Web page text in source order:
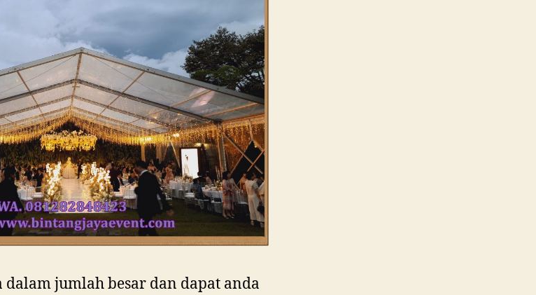
jumlah besar dan dapat anda